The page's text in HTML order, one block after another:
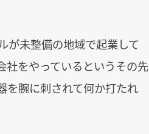
が未整備の地域で起業して
社をやっているというその先
を腕に刺されて何か打たれ